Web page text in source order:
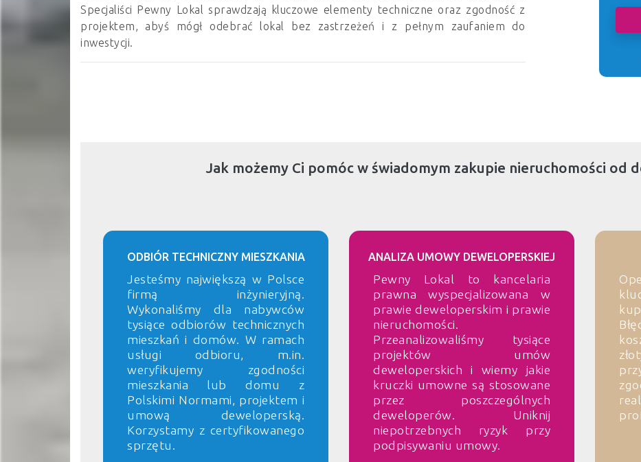
Specjaliści Pewny Lokal sprawdzają kluczowe elementy techniczne oraz zgodność z
projektem, abyś mógł odebrać lokal bez zastrzeżeń i z pełnym zaufaniem do
inwestycji.
Jak możemy Ci pomóc w świadomym zakupie nieruchomości od
ODBIÓR TECHNICZNY MIESZKANIA
Jesteśmy największą w Polsce
firmą inżynieryjną.
Wykonaliśmy dla nabywców
tysiące odbiorów technicznych
mieszkań i domów. W ramach
usługi odbioru, m.in.
weryfikujemy zgodności
mieszkania lub domu z
Polskimi Normami, projektem i
umową deweloperską.
Korzystamy z certyfikowanego
sprzętu.
ANALIZA UMOWY DEWELOPERSKIEJ
Pewny Lokal to kancelaria
prawna wyspecjalizowana w
prawie deweloperskim i prawie
nieruchomości.
Przeanalizowaliśmy tysiące
projektów umów
deweloperskich i wiemy jakie
kruczki umowne są stosowane
przez poszczególnych
deweloperów. Uniknij
niepotrzebnych ryzyk przy
podpisywaniu umowy.